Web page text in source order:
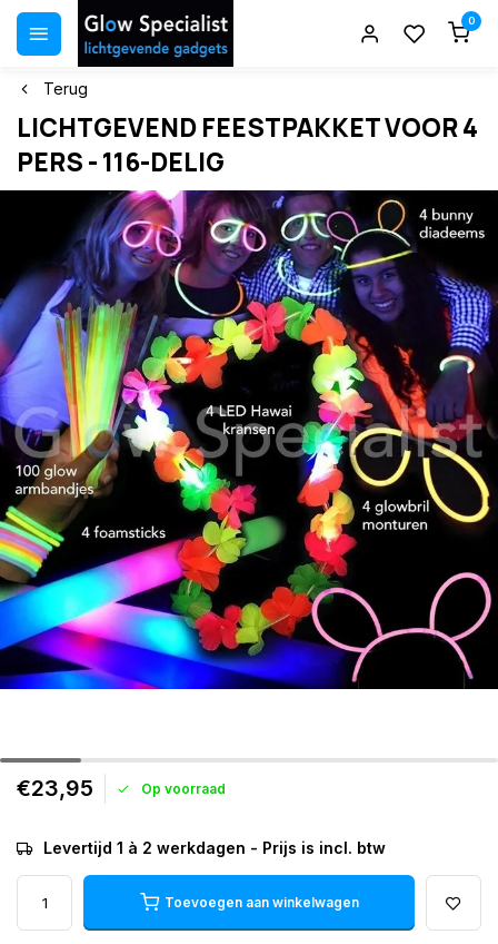
0
Terug
LICHTGEVEND FEESTPAKKET VOOR 4
PERS - 116-DELIG
€23,95 Op voorraad
Levertijd 1 à 2 werkdagen - Prijs is incl. btw
Toevoegen aan winkelwagen